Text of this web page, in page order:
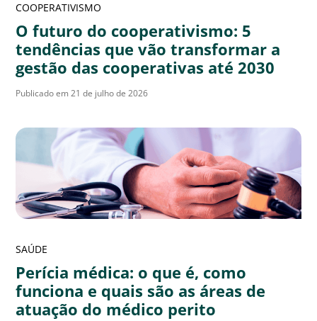
COOPERATIVISMO
O futuro do cooperativismo: 5
tendências que vão transformar a
gestão das cooperativas até 2030
Publicado em 21 de julho de 2026
SAÚDE
Perícia médica: o que é, como
funciona e quais são as áreas de
atuação do médico perito